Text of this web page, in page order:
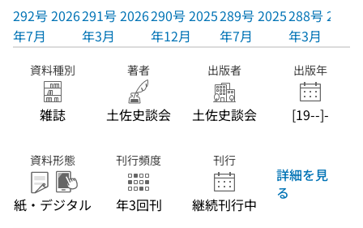
292号 2026
年7月
291号 2026
年3月
290号 2025
年12月
289号 2025
年7月
288号 2025
年3月
資料種別
雑誌
著者
土佐史談会
出版者
土佐史談会
出版年
[19--]-
資料形態
紙・デジタル
刊行頻度
年3回刊
刊行
継続刊行中
詳細を見
る